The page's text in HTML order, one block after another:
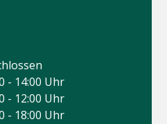
- 14:00 Uhr
- 12:00 Uhr
- 18:00 Uhr